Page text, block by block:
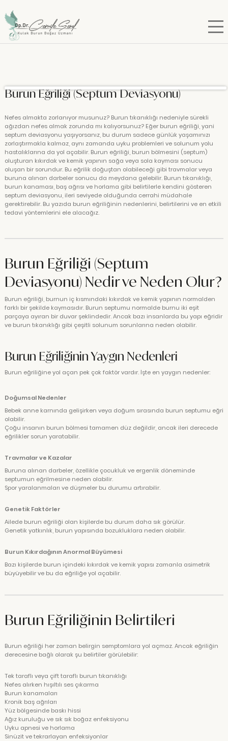
Burun Eğriliği (Septum Deviasyonu)
Nefes almakta zorlanıyor musunuz? Burun tıkanıklığı nedeniyle sürekli
ağızdan nefes almak zorunda mı kalıyorsunuz? Eğer burun eğriliği, yani
septum deviasyonu yaşıyorsanız, bu durum sadece günlük yaşamınızı
zorlaştırmakla kalmaz, aynı zamanda uyku problemleri ve solunum yolu
hastalıklarına da yol açabilir. Burun eğriliği, burun bölmesini (septum)
oluşturan kıkırdak ve kemik yapının sağa veya sola kayması sonucu
oluşan bir sorundur. Bu eğrilik doğuştan olabileceği gibi travmalar veya
buruna alınan darbeler sonucu da meydana gelebilir. Burun tıkanıklığı,
burun kanaması, baş ağrısı ve horlama gibi belirtilerle kendini gösteren
septum deviasyonu, ileri seviyede olduğunda cerrahi müdahale
gerektirebilir. Bu yazıda burun eğriliğinin nedenlerini, belirtilerini ve en etkili
tedavi yöntemlerini ele alacağız.
Burun Eğriliği (Septum
Deviasyonu) Nedir ve Neden Olur?
Burun eğriliği, burnun iç kısmındaki kıkırdak ve kemik yapının normalden
farklı bir şekilde kaymasıdır. Burun septumu normalde burnu iki eşit
parçaya ayıran bir duvar şeklindedir. Ancak bazı insanlarda bu yapı eğridir
ve burun tıkanıklığı gibi çeşitli solunum sorunlarına neden olabilir.
Burun Eğriliğinin Yaygın Nedenleri
Burun eğriliğine yol açan pek çok faktör vardır. İşte en yaygın nedenler:
Doğumsal Nedenler
Bebek anne karnında gelişirken veya doğum sırasında burun septumu eğri
olabilir.
Çoğu insanın burun bölmesi tamamen düz değildir, ancak ileri derecede
eğrilikler sorun yaratabilir.
Travmalar ve Kazalar
Buruna alınan darbeler, özellikle çocukluk ve ergenlik döneminde
septumun eğrilmesine neden olabilir.
Spor yaralanmaları ve düşmeler bu durumu artırabilir.
Genetik Faktörler
Ailede burun eğriliği olan kişilerde bu durum daha sık görülür.
Genetik yatkınlık, burun yapısında bozukluklara neden olabilir.
Burun Kıkırdağının Anormal Büyümesi
Bazı kişilerde burun içindeki kıkırdak ve kemik yapısı zamanla asimetrik
büyüyebilir ve bu da eğriliğe yol açabilir.
Burun Eğriliğinin Belirtileri
Burun eğriliği her zaman belirgin semptomlara yol açmaz. Ancak eğriliğin
derecesine bağlı olarak şu belirtiler görülebilir:
Tek taraflı veya çift taraflı burun tıkanıklığı
Nefes alırken hışıltılı ses çıkarma
Burun kanamaları
Kronik baş ağrıları
Yüz bölgesinde baskı hissi
Ağız kuruluğu ve sık sık boğaz enfeksiyonu
Uyku apnesi ve horlama
Sinüzit ve tekrarlayan enfeksiyonlar